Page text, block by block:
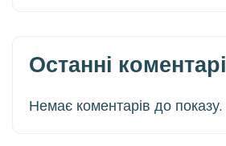
Останні коментарі
Немає коментарів до показу.